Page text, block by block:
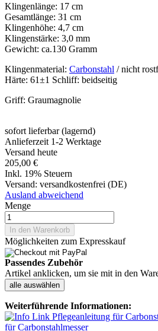
Klingenlänge: 17 cm
Gesamtlänge: 31 cm
Klingenhöhe: 4,7 cm
Klingenstärke: 3,0 mm
Gewicht: ca.130 Gramm
Klingenmaterial: Carbonstahl / nicht
Härte: 61±1 Schliff: beidseitig
Griff: Graumagnolie
sofort lieferbar (lagernd)
Anlieferzeit 1-2 Werktage
Versand heute
205,00 €
Inkl. 19% Steuern
Versand: versandkostenfrei (DE)
Ausland abweichend
Menge
In den Warenkorb
Möglichkeiten zum Expresskauf
Passendes Zubehör
Artikel anklicken, um sie mit in den
alle auswählen
Weiterführende Informationen:
für Carbonstahlmesser